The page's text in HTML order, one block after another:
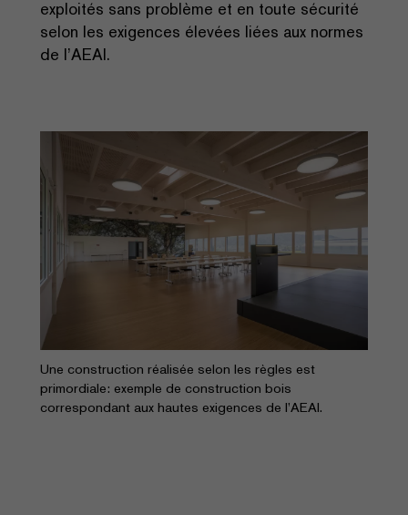
exploités sans problème et en toute sécurité
selon les exigences élevées liées aux normes
de l’AEAI.
Une construction réalisée selon les règles est
primordiale: exemple de construction bois
correspondant aux hautes exigences de l’AEAI.